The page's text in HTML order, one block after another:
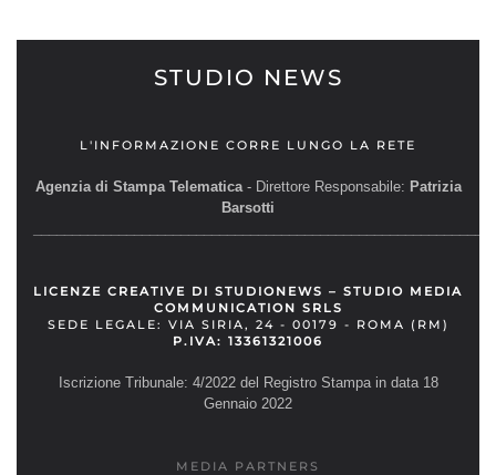
STUDIO NEWS
L'INFORMAZIONE CORRE LUNGO LA RETE
Agenzia di Stampa Telematica- Direttore Responsabile: Patrizia
Barsotti
LICENZE CREATIVE DI STUDIONEWS – STUDIO MEDIA
COMMUNICATION SRLS
SEDE LEGALE: VIA SIRIA, 24 - 00179 - ROMA (RM)
P.IVA: 13361321006
Iscrizione Tribunale: 4/2022 del Registro Stampa in data 18
Gennaio 2022
MEDIA PARTNERS